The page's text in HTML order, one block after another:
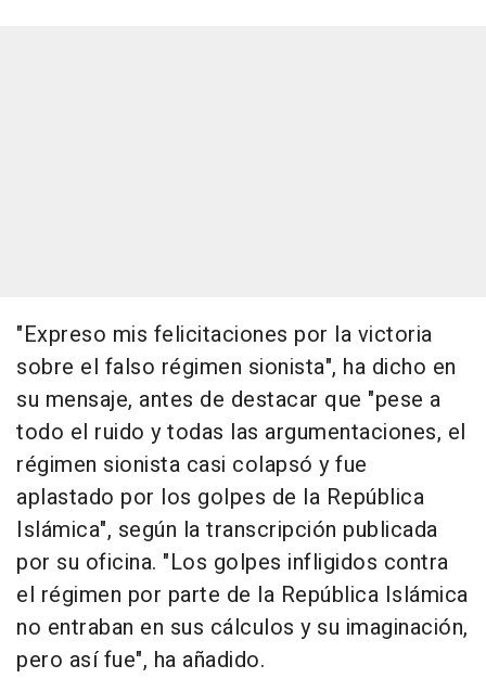
"Expreso mis felicitaciones por la victoria
sobre el falso régimen sionista", ha dicho en
su mensaje, antes de destacar que "pese a
todo el ruido y todas las argumentaciones, el
régimen sionista casi colapsó y fue
aplastado por los golpes de la República
Islámica", según la transcripción publicada
por su oficina. "Los golpes infligidos contra
el régimen por parte de la República Islámica
no entraban en sus cálculos y su imaginación,
pero así fue", ha añadido.